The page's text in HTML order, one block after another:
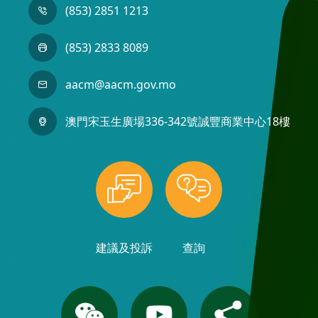
(853) 2851 1213
(853) 2833 8089
aacm@aacm.gov.mo
澳門宋玉生廣場336-342號誠豐商業中心18樓
建議及投訴 查詢